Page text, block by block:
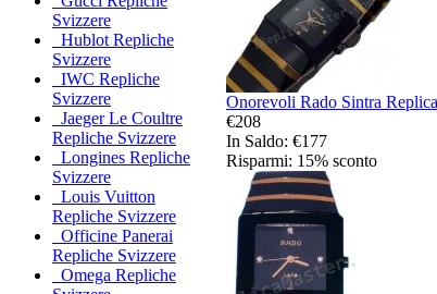
Svizzere
Hublot Repliche
Svizzere
IWC Repliche
Svizzere
Jaeger Le Coultre
Repliche Svizzere
Longines Repliche
Svizzere
Louis Vuitton
Repliche Svizzere
Officine Panerai
Repliche Svizzere
Omega Repliche
Onorevoli Rado Sintra
€208
In Saldo: €177
Risparmi: 15% sconto